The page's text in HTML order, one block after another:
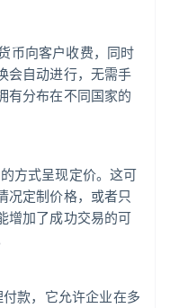
币向客户收费，同时
会自动进行，无需手
有分布在不同国家的
方式呈现定价。这可
况定制价格，或者只
增加了成功交易的可
付款，它允许企业在多